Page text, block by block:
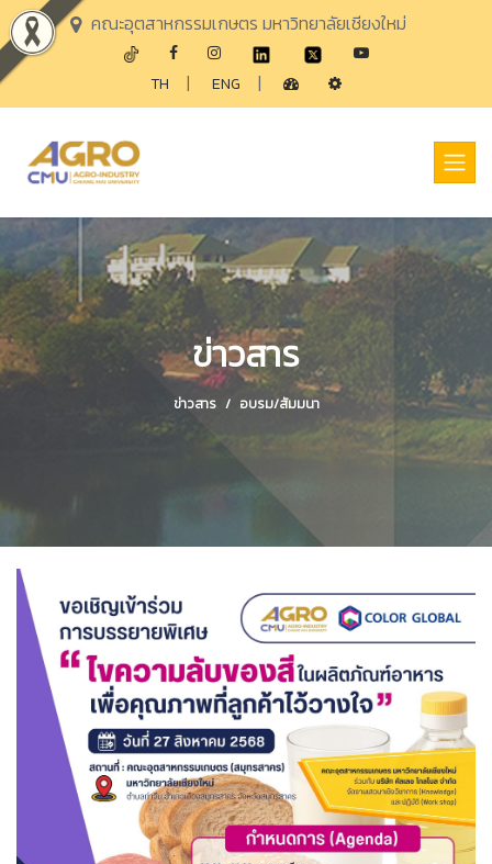
คณะอุตสาหกรรมเกษตร มหาวิทยาลัยเชียงใหม่
TH | ENG |
ข่าวสาร
ข่าวสาร อบรม/สัมมนา